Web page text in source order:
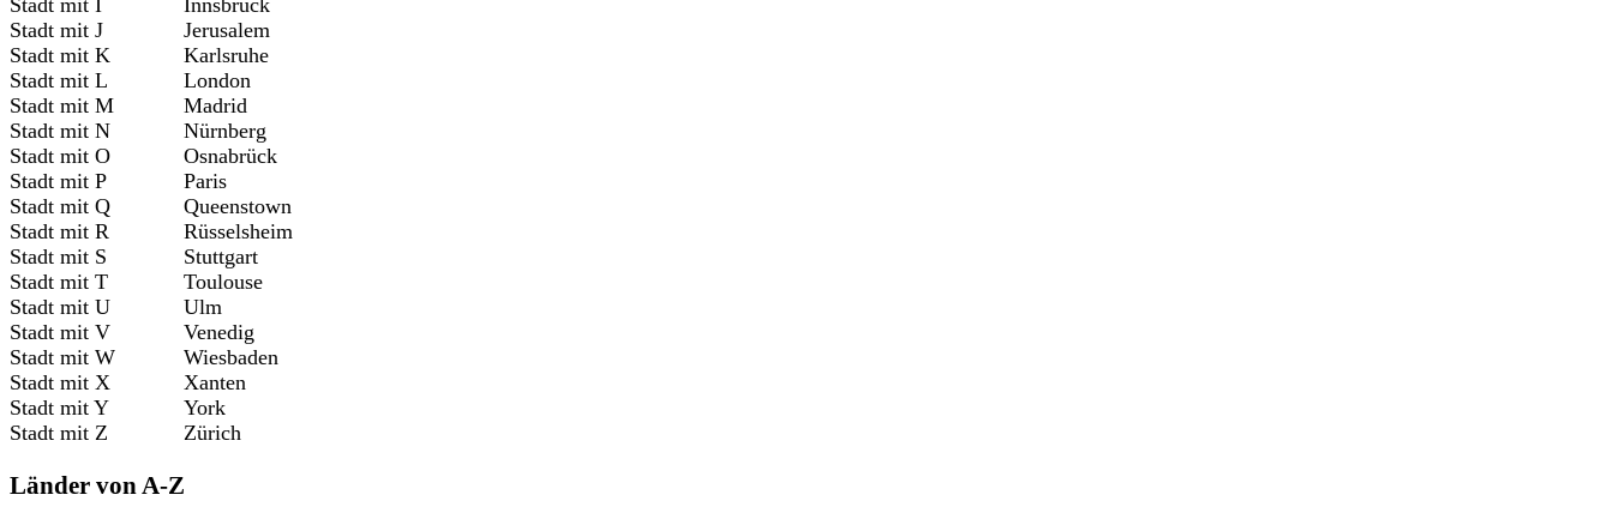
Stadt mit I
Innsbruck
Stadt mit J
Jerusalem
Stadt mit K
Karlsruhe
Stadt mit L
London
Stadt mit M
Madrid
Stadt mit N
Nürnberg
Stadt mit O
Osnabrück
Stadt mit P
Paris
Stadt mit Q
Queenstown
Stadt mit R
Rüsselsheim
Stadt mit S
Stuttgart
Stadt mit T
Toulouse
Stadt mit U
Ulm
Stadt mit V
Venedig
Stadt mit W
Wiesbaden
Stadt mit X
Xanten
Stadt mit Y
York
Stadt mit Z
Zürich
Länder von A-Z